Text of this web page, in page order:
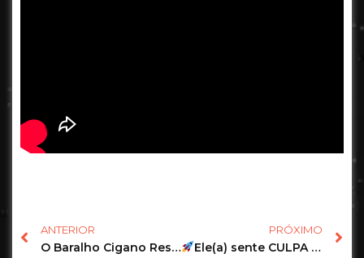
ANTERIOR
O Baralho Cigano Responde o Tarot Revela uma mensagem para você! #tarot #tarotonline #tarotgratis 82
PRÓXIMO
Ele(a) sente CULPA pelo o que ACONTECEU?